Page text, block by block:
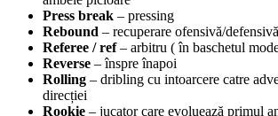
Press break – pressing
Rebound – recuperare ofensivă/defensivă
Referee / ref– arbitru ( în baschetul
Reverse – înspre înapoi
Rolling – dribling cu intoarcere catre
direcției
Rookie – jucator care evoluează primul